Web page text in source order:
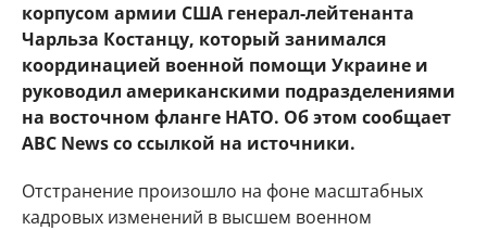
корпусом армии США генерал-лейтенанта
Чарльза Костанцу, который занимался
координацией военной помощи Украине и
руководил американскими подразделениями
на восточном фланге НАТО. Об этом сообщает
ABC News со ссылкой на источники.
Отстранение произошло на фоне масштабных
кадровых изменений в высшем военном